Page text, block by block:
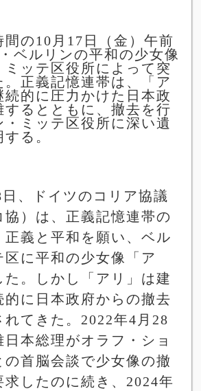
間の10 月 17 日（金）午前
ベルリンの平和の少女像
ミッテ区役所によって突
。正義記憶連帯は、「ア
続的に圧力かけた日本政
するとともに、撤去を行
・ミッテ区役所に深い遺
る。
日、ドイツのコリア協議
協）は、正義記憶連帯の
正義と平和を願い、ベル
区に平和の少女像「ア
た。しかし「アリ」は建
的に日本政府からの撤去
てきた。 2022年4 月 28
日本総理がオラフ・ショ
の首脳会談で少女像の撤
したのに続き、 2024年